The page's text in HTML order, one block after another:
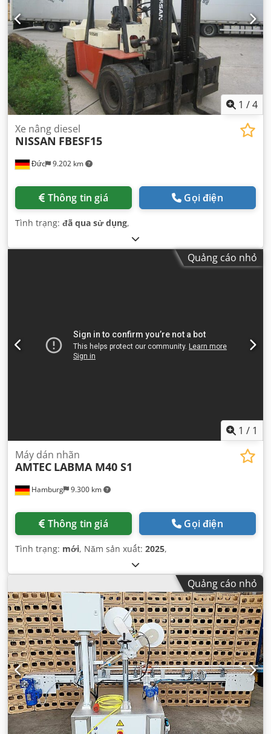
1 /4
Đức 9.202 km
Xe nâng diesel
NISSAN FBESF15
Thông tin giá Gọi điện
Tình trạng: đã qua sử dụng,
Quảng cáo nhỏ
1 / 1
Hamburg 9.300 km
Máy dán nhãn
AMTEC LABMA M40 S1
Thông tin giá Gọi điện
Tình trạng: mới, Năm sản xuất: 2025,
Quảng cáo nhỏ